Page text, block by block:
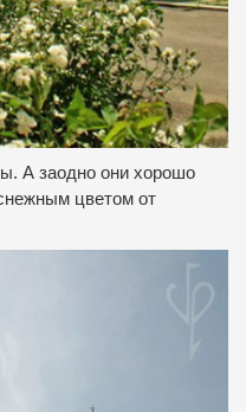
А заодно они хорошо
цветом от